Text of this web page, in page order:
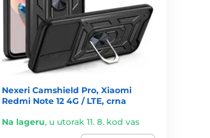
Nexeri Camshield Pro, Xiaomi
Redmi Note 12 4G / LTE, crna
Na lageru, u utorak 11. 8. kod vas